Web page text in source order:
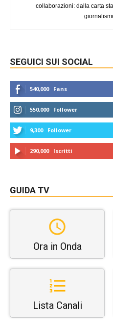
collaborazioni: dalla carta
SEGUICI SUI SOCIAL
540,000 Fans
550,000 Follower
9,300 Follower
290,000 Iscritti
GUIDA TV
Ora in Onda
Lista Canali